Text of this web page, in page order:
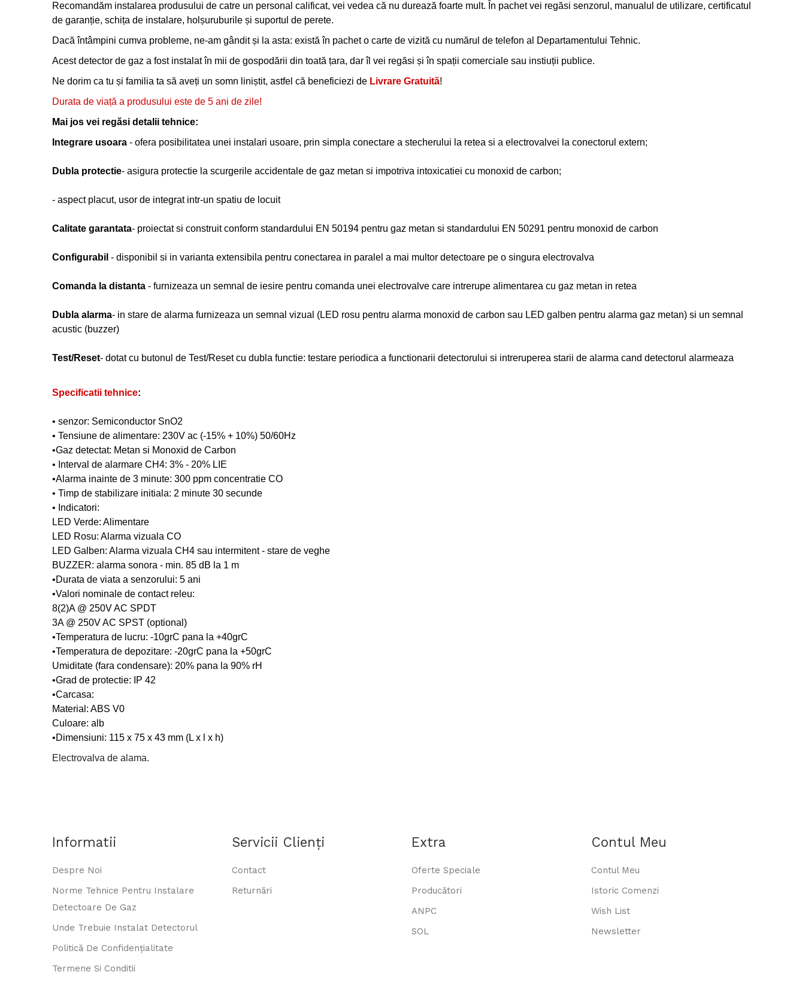
Recomandăm instalarea produsului de catre un personal calificat, vei vedea că nu durează foarte mult. În pachet vei regăsi senzorul, manualul de utilizare, certificatul
de garanție, schița de instalare, holșuruburile și suportul de perete.
Dacă întâmpini cumva probleme, ne-am gândit și la asta: există în pachet o carte de vizită cu numărul de telefon al Departamentului Tehnic.
Acest detector de gaz a fost instalat în mii de gospodării din toată țara, dar îl vei regăsi și în spații comerciale sau instiuții publice.
Ne dorim ca tu și familia ta să aveți un somn liniștit, astfel că beneficiezi de Livrare Gratuită!
Durata de viață a produsului este de 5 ani de zile!
Mai jos vei regăsi detalii tehnice:
Integrare usoara - ofera posibilitatea unei instalari usoare, prin simpla conectare a stecherului la retea si a electrovalvei la conectorul extern;
Dubla protectie- asigura protectie la scurgerile accidentale de gaz metan si impotriva intoxicatiei cu monoxid de carbon;
- aspect placut, usor de integrat intr-un spatiu de locuit
Calitate garantata- proiectat si construit conform standardului EN 50194 pentru gaz metan si standardului EN 50291 pentru monoxid de carbon
Configurabil - disponibil si in varianta extensibila pentru conectarea in paralel a mai multor detectoare pe o singura electrovalva
Comanda la distanta - furnizeaza un semnal de iesire pentru comanda unei electrovalve care intrerupe alimentarea cu gaz metan in retea
Dubla alarma- in stare de alarma furnizeaza un semnal vizual (LED rosu pentru alarma monoxid de carbon sau LED galben pentru alarma gaz metan) si un semnal
acustic (buzzer)
Test/Reset- dotat cu butonul de Test/Reset cu dubla functie: testare periodica a functionarii detectorului si intreruperea starii de alarma cand detectorul alarmeaza
Specificatii tehnice:
• senzor: Semiconductor SnO2
• Tensiune de alimentare: 230V ac (-15% + 10%) 50/60Hz
•Gaz detectat: Metan si Monoxid de Carbon
• Interval de alarmare CH4: 3% - 20% LIE
•Alarma inainte de 3 minute: 300 ppm concentratie CO
• Timp de stabilizare initiala: 2 minute 30 secunde
• Indicatori:
LED Verde: Alimentare
LED Rosu: Alarma vizuala CO
LED Galben: Alarma vizuala CH4 sau intermitent - stare de veghe
BUZZER: alarma sonora - min. 85 dB la 1 m
•Durata de viata a senzorului: 5 ani
•Valori nominale de contact releu:
8(2)A @ 250V AC SPDT
3A @ 250V AC SPST (optional)
•Temperatura de lucru: -10grC pana la +40grC
•Temperatura de depozitare: -20grC pana la +50grC
Umiditate (fara condensare): 20% pana la 90% rH
•Grad de protectie: IP 42
•Carcasa:
Material: ABS V0
Culoare: alb
•Dimensiuni: 115 x 75 x 43 mm (L x l x h)
Electrovalva de alama.
Informatii
Despre Noi
Norme Tehnice Pentru Instalare
Detectoare De Gaz
Unde Trebuie Instalat Detectorul
Politică De Confidențialitate
Termene Si Conditii
Servicii Clienţi
Contact
Returnări
Extra
Oferte Speciale
Producători
ANPC
SOL
Contul Meu
Contul Meu
Istoric Comenzi
Wish List
Newsletter